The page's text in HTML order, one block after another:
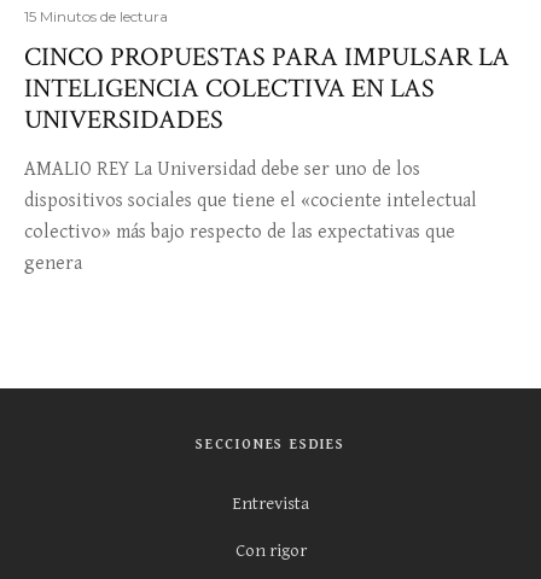
15 Minutos de lectura
CINCO PROPUESTAS PARA IMPULSAR LA
INTELIGENCIA COLECTIVA EN LAS
UNIVERSIDADES
AMALIO REY La Universidad debe ser uno de los
dispositivos sociales que tiene el «cociente intelectual
colectivo» más bajo respecto de las expectativas que
genera
SECCIONES ESDIES
Entrevista
Con rigor